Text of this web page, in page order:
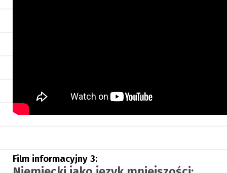
Film informacyjny 3: